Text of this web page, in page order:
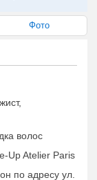
Фото
волос
Up Atelier Paris
по адресу ул.